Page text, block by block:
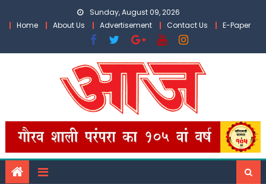
Sunday, August 09, 2026
Home
About Us Advertisement Contact Us E-Paper